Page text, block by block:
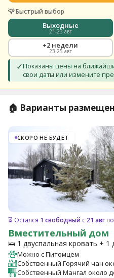
💡 Быстрый выбор
Выходные
21-23 авг
+2 недели
23-25 авг
✓Показаны цены на
свои даты или измените
🏠 Варианты
СКОРО НЕ БУДЕТ
⏳ Остался 1 свободный с 21 авг по
Вместительный дом
🛌 1 двуспальная кровать + 1
Можно с Питомцем
Собственный Горячий чан
Собственный Мангал около